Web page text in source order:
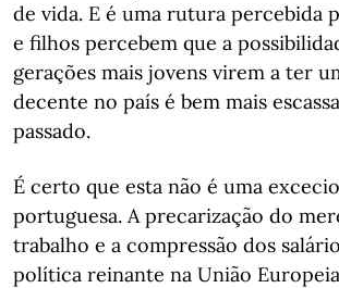
de vida. E é uma rutura percebida
e filhos percebem que a
gerações mais jovens virem a ter
decente no país é bem mais
passado.
É certo que esta não é uma
portuguesa. A precarização do
trabalho e a compressão dos
política reinante na União